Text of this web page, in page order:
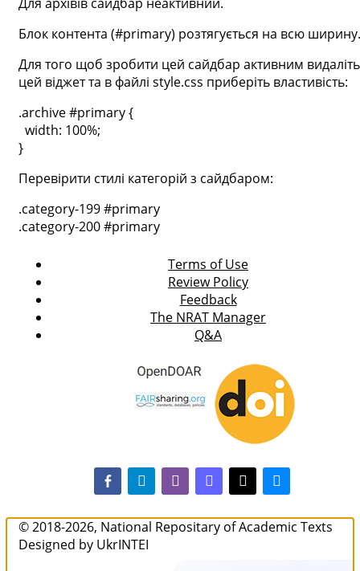
Блок контента (#primary) розтягується на всю ширину.
Для того щоб зробити цей сайдбар активним видаліть
цей віджет та в файлі style.css приберіть властивість:
.archive #primary {
width: 100%;
}
Перевірити стилі категорій з сайдбаром:
.category-199 #primary
.category-200 #primary
Terms of Use
Review Policy
Feedback
The NRAT Manager
Q&A
facebook-alt
telegramwhatsappmastodonthreadsbluesky
© 2018-2026, National Repositary of Academic Texts
Designed by UkrINTEI